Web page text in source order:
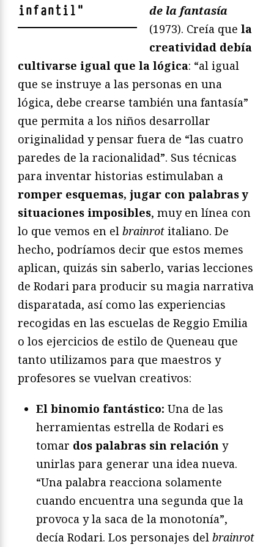
infantil"
de la fantasía
(1973). Creía que la
creatividad debía
cultivarse igual que la lógica: “al igual
que se instruye a las personas en una
lógica, debe crearse también una fantasía”
que permita a los niños desarrollar
originalidad y pensar fuera de “las cuatro
paredes de la racionalidad”. Sus técnicas
para inventar historias estimulaban a
romper esquemas, jugar con palabras y
situaciones imposibles, muy en línea con
lo que vemos en el brainrot italiano. De
hecho, podríamos decir que estos memes
aplican, quizás sin saberlo, varias lecciones
de Rodari para producir su magia narrativa
disparatada, así como las experiencias
recogidas en las escuelas de Reggio Emilia
o los ejercicios de estilo de Queneau que
tanto utilizamos para que maestros y
profesores se vuelvan creativos:
El binomio fantástico: Una de las
herramientas estrella de Rodari es
tomar dos palabras sin relación y
unirlas para generar una idea nueva.
“Una palabra reacciona solamente
cuando encuentra una segunda que la
provoca y la saca de la monotonía”,
decía Rodari. Los personajes del brainrot